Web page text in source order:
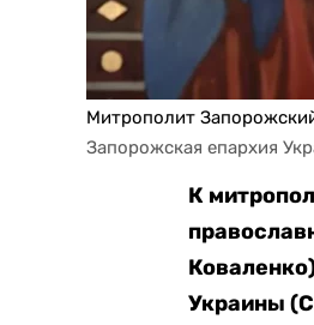
Митрополит
Запорожская епархия
К
Украины